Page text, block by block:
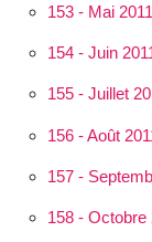
153 - Mai 2011
154 - Juin
155 - Juillet
156 - Août
157 -
158 - Octobre